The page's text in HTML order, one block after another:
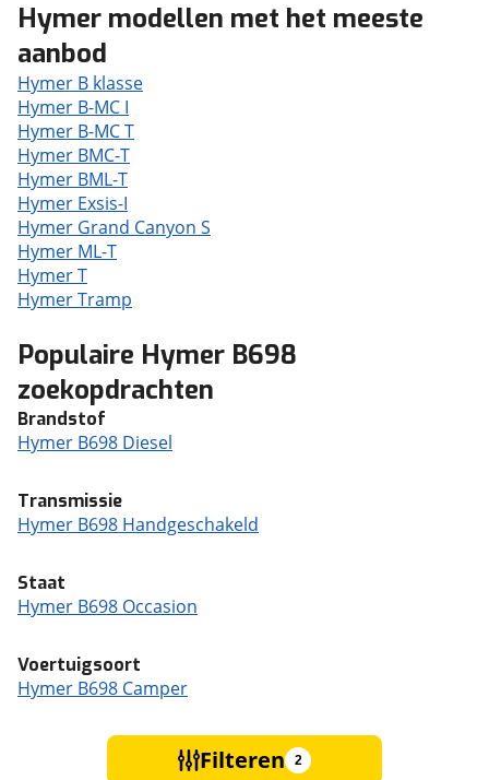
Hymer modellen met het meeste
aanbod
Hymer B klasse
Hymer B-MC I
Hymer B-MC T
Hymer BMC-T
Hymer BML-T
Hymer Exsis-I
Hymer Grand Canyon S
Hymer ML-T
Hymer T
Hymer Tramp
Populaire Hymer B698
zoekopdrachten
Brandstof
Hymer B698 Diesel
Transmissie
Hymer B698 Handgeschakeld
Staat
Hymer B698 Occasion
Voertuigsoort
Hymer B698 Camper
Filteren 2